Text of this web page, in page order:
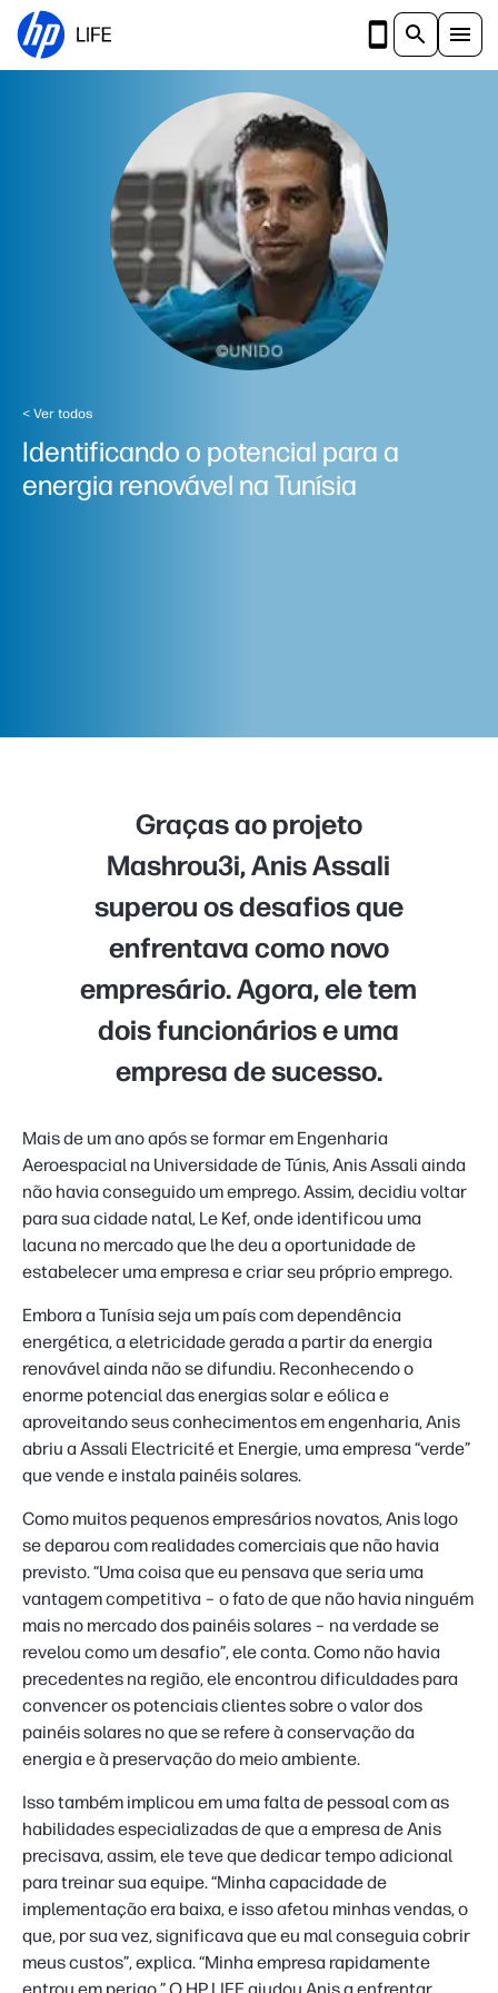
Ir para o conteúdo principal
< Ver todos
Identificando o potencial para a
energia renovável na Tunísia
Graças ao projeto
Mashrou3i, Anis Assali
superou os desafios que
enfrentava como novo
empresário. Agora, ele tem
dois funcionários e uma
empresa de sucesso.
Mais de um ano após se formar em Engenharia
Aeroespacial na Universidade de Túnis, Anis Assali ainda
não havia conseguido um emprego. Assim, decidiu voltar
para sua cidade natal, Le Kef, onde identificou uma
lacuna no mercado que lhe deu a oportunidade de
estabelecer uma empresa e criar seu próprio emprego.
Embora a Tunísia seja um país com dependência
energética, a eletricidade gerada a partir da energia
renovável ainda não se difundiu. Reconhecendo o
enorme potencial das energias solar e eólica e
aproveitando seus conhecimentos em engenharia, Anis
abriu a Assali Electricité et Energie, uma empresa “verde”
que vende e instala painéis solares.
Como muitos pequenos empresários novatos, Anis logo
se deparou com realidades comerciais que não havia
previsto. “Uma coisa que eu pensava que seria uma
vantagem competitiva – o fato de que não havia ninguém
mais no mercado dos painéis solares – na verdade se
revelou como um desafio”, ele conta. Como não havia
precedentes na região, ele encontrou dificuldades para
convencer os potenciais clientes sobre o valor dos
painéis solares no que se refere à conservação da
energia e à preservação do meio ambiente.
Isso também implicou em uma falta de pessoal com as
habilidades especializadas de que a empresa de Anis
precisava, assim, ele teve que dedicar tempo adicional
para treinar sua equipe. “Minha capacidade de
implementação era baixa, e isso afetou minhas vendas, o
que, por sua vez, significava que eu mal conseguia cobrir
meus custos”, explica. “Minha empresa rapidamente